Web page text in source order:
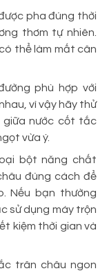
pha đúng thời
thơm tự nhiên.
thể làm mất cân
phù hợp với
vì vậy hãy thử
giữa nước cốt tắc
vừa ý.
bột năng chất
đúng cách để
Nếu bạn thường
sử dụng máy trộn
kiệm thời gian và
trân châu ngon